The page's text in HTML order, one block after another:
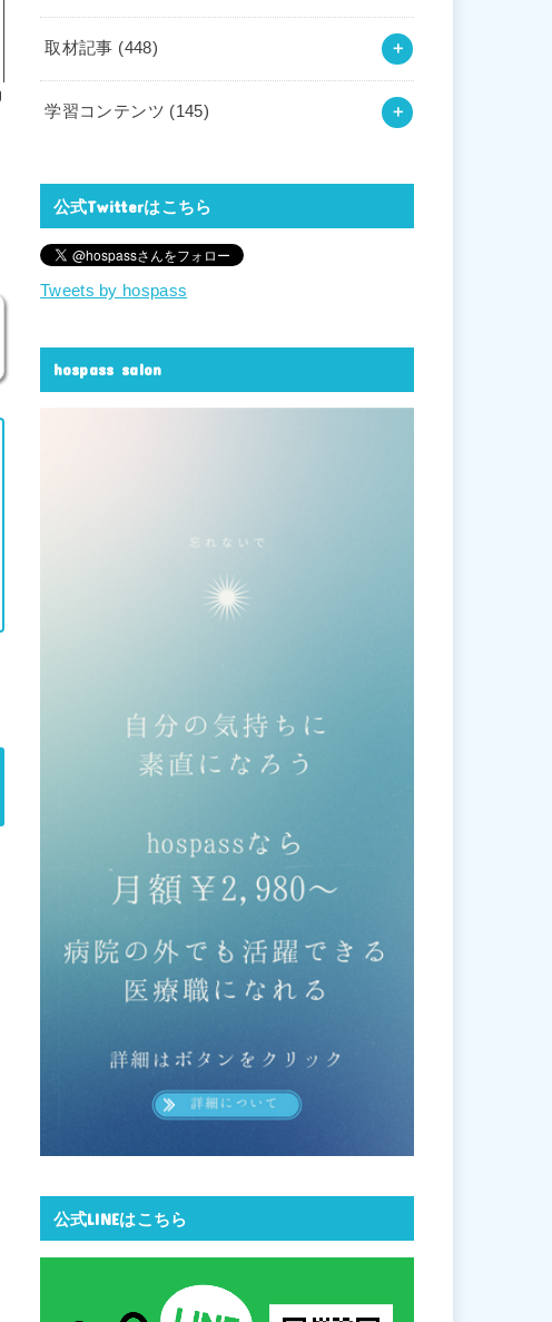
取材記事 (448)
学習コンテンツ (145)
公式Twitterはこちら
Tweets by hospass
hospass salon
公式LINEはこちら